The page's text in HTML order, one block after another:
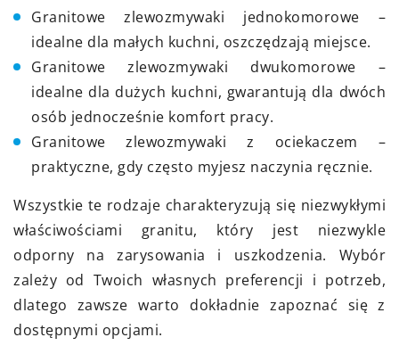
Granitowe zlewozmywaki jednokomorowe –
idealne dla małych kuchni, oszczędzają miejsce.
Granitowe zlewozmywaki dwukomorowe –
idealne dla dużych kuchni, gwarantują dla dwóch
osób jednocześnie komfort pracy.
Granitowe zlewozmywaki z ociekaczem –
praktyczne, gdy często myjesz naczynia ręcznie.
Wszystkie te rodzaje charakteryzują się niezwykłymi
właściwościami granitu, który jest niezwykle
odporny na zarysowania i uszkodzenia. Wybór
zależy od Twoich własnych preferencji i potrzeb,
dlatego zawsze warto dokładnie zapoznać się z
dostępnymi opcjami.